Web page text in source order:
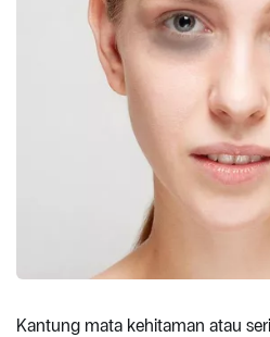
Kantung mata kehitaman atau